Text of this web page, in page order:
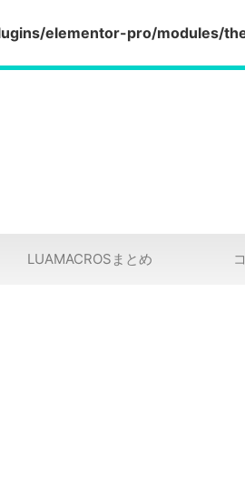
elementor-pro/modules/
LUAMACROSまとめ